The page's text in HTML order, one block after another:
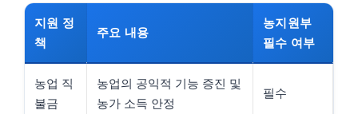
지원 정
책
주요 내용
농지원부
필수 여부
농업 직
불금
농업의 공익적 기능 증진 및
농가 소득 안정
필수